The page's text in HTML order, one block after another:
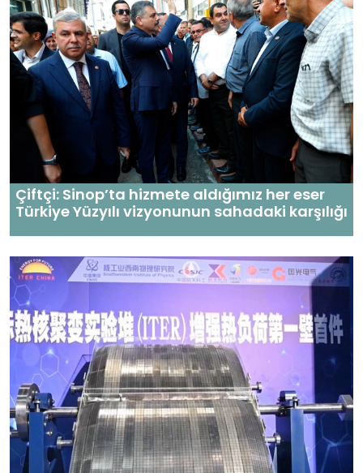
Çiftçi: Sinop’ta hizmete aldığımız her eser
Türkiye Yüzyılı vizyonunun sahadaki karşılığı